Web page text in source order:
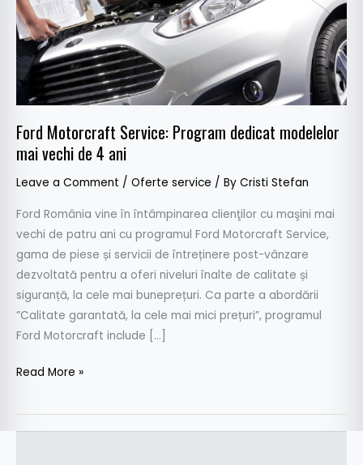
Ford Motorcraft Service: Program dedicat modelelor
mai vechi de 4 ani
Leave a Comment / Oferte service / By Cristi Stefan
Ford România vine în întâmpinarea clienţilor cu maşini mai
vechi de patru ani cu programul Ford Motorcraft Service,
gama de piese și servicii de întreținere post-vânzare
dezvoltată pentru a oferi niveluri înalte de calitate și
siguranță, la cele mai buneprețuri. Ca parte a abordării
”Calitate garantată, la cele mai mici prețuri”, programul
Ford Motorcraft include […]
vechi
de
ani
Read More »